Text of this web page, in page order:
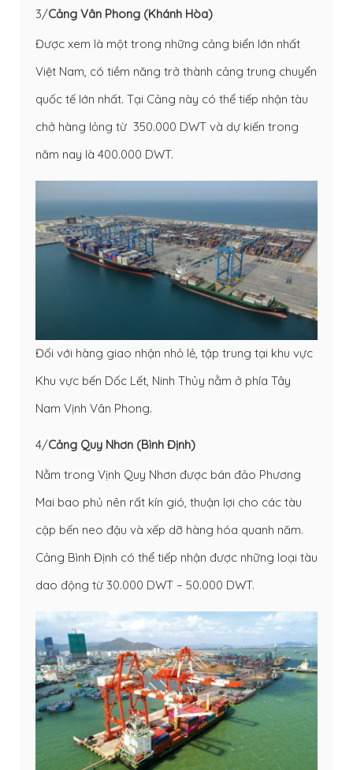
3/Cảng Vân Phong (Khánh Hòa)
Được xem là một trong những cảng biển lớn nhất
Việt Nam, có tiềm năng trở thành cảng trung chuyển
quốc tế lớn nhất. Tại Cảng này có thể tiếp nhận tàu
chở hàng lỏng từ 350.000 DWT và dự kiến trong
năm nay là 400.000 DWT.
Đối với hàng giao nhận nhỏ lẻ, tập trung tại khu vực
Khu vực bến Dốc Lết, Ninh Thủy nằm ở phía Tây
Nam Vịnh Vân Phong.
4/Cảng Quy Nhơn (Bình Định)
Nằm trong Vịnh Quy Nhơn được bán đảo Phương
Mai bao phủ nên rất kín gió, thuận lợi cho các tàu
cập bến neo đậu và xếp dỡ hàng hóa quanh năm.
Cảng Bình Định có thể tiếp nhận được những loại tàu
dao động từ 30.000 DWT – 50.000 DWT.